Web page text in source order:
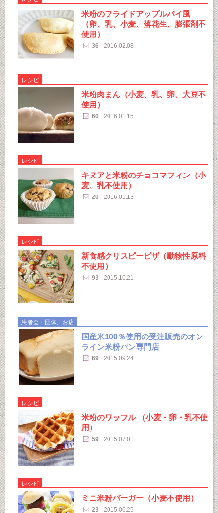
米粉のフライドアップルパイ風
（卵、乳、小麦、落花生、膨張剤不
使用）
36 2016.02.08
レシピ
米粉肉まん（小麦、乳、卵、大豆不
使用）
60 2016.01.15
レシピ
キヌアと米粉のチョコマフィン（小
麦、乳不使用）
20 2016.01.13
レシピ
新食感クリスピーピザ（動物性原料
不使用）
93 2015.10.21
患者会・団体、お店
国産米100％使用の受注販売のオン
ライン米粉パン専門店
69 2015.09.24
レシピ
米粉のワッフル （小麦・卵・乳不使
用）
59 2015.07.01
レシピ
ミニ米粉バーガー（小麦不使用）
23 2015.06.25